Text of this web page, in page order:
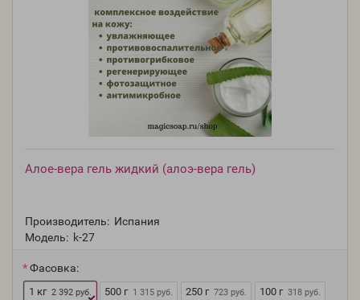
Алое-вера гель жидкий (алоэ-вера гель)
Производитель: Испания
Модель: k-27
Фасовка:
1 кг 2 392 руб. 500 г 1 315 руб. 250 г 723 руб. 100 г 318 руб.